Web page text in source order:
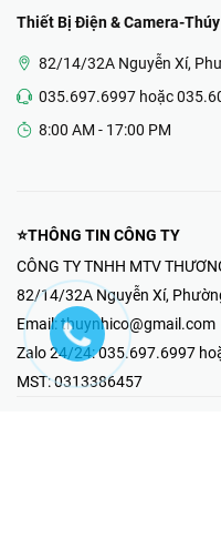
Thiết Bị Điện & Camera-
82/14/32A Nguyễn Xí,
035.697.6997 hoặc
8:00 AM - 17:00 PM
⭐THÔNG TIN CÔNG TY
CÔNG TY TNHH MTV
82/14/32A Nguyễn Xí,
Email: thuynhico@gmail.com
Zalo 24/24:035.697.6997
MST:0313386457